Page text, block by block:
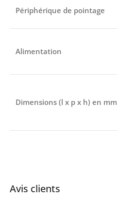
Périphérique de pointage
Alimentation
Dimensions (l x p x h) en mm
Avis clients